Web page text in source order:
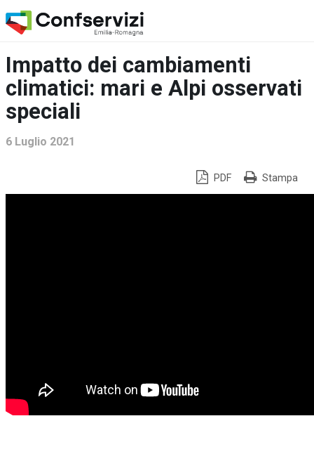
Impatto dei cambiamenti
climatici: mari e Alpi osservati
speciali
6 Luglio 2021
PDF Stampa